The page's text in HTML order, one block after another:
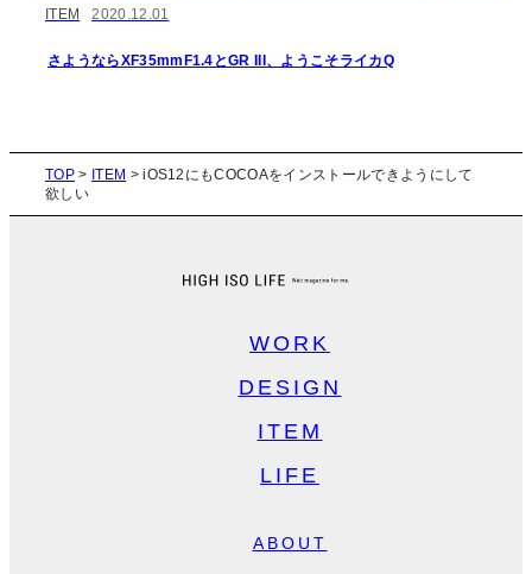
ITEM 2020.12.01
さようならXF35mmF1.4とGR III、ようこそライカQ
TOP> ITEM >iOS12にもCOCOAをインストールできようにして
欲しい
WORK
DESIGN
ITEM
LIFE
ABOUT